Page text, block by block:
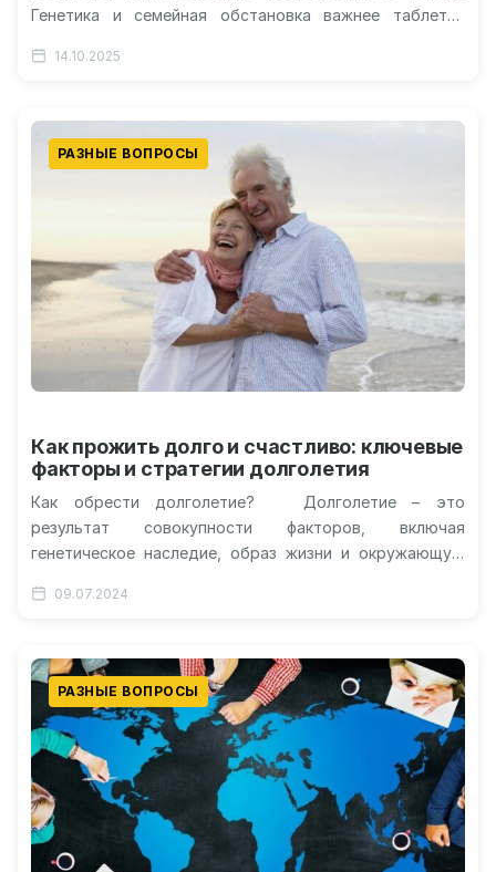
Генетика и семейная обстановка важнее таблеток
14.10.2025
РАЗНЫЕ ВОПРОСЫ
Как прожить долго и счастливо: ключевые
факторы и стратегии долголетия
Как обрести долголетие? Долголетие – это
результат совокупности факторов, включая
генетическое наследие, образ жизни и окружающую
которые могут…
09.07.2024
РАЗНЫЕ ВОПРОСЫ